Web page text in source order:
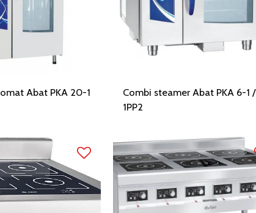
Abat PKA 20-1
Combi steamer Abat PKA 6-1 /
1PP2